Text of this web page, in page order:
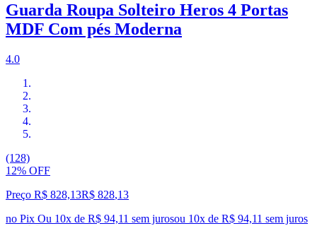
Guarda Roupa Solteiro Heros 4 Portas
MDF Com pés Moderna
4.0
(128)
12% OFF
Preço R$ 828,13R$ 828,13
no Pix Ou 10x de R$ 94,11 sem jurosou 10x de R$ 94,11 sem juros